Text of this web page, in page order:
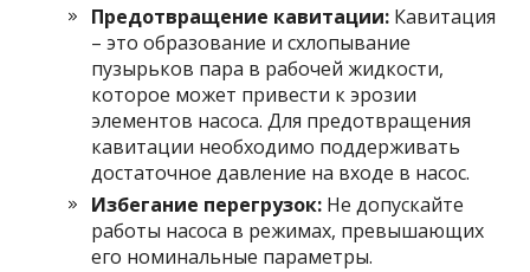
Предотвращение кавитации: Кавитация
– это образование и схлопывание
пузырьков пара в рабочей жидкости,
которое может привести к эрозии
элементов насоса. Для предотвращения
кавитации необходимо поддерживать
достаточное давление на входе в насос.
Избегание перегрузок: Не допускайте
работы насоса в режимах, превышающих
его номинальные параметры.